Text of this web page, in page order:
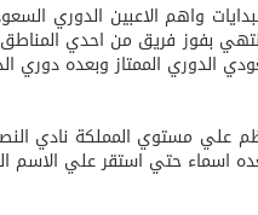
الوعي الديني الصحيح
واهم الاعبين الدوري
بفوز فريق من احدي
الدوري الممتاز وبعده دوري
علي مستوي المملكة نادي